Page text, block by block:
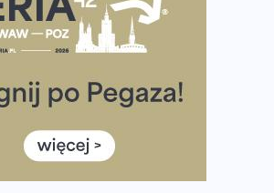
szykuje się na weekend z
Bieg Powstania Warszawskiego.
liczba uczestników
Warszawskiego – praktyczny